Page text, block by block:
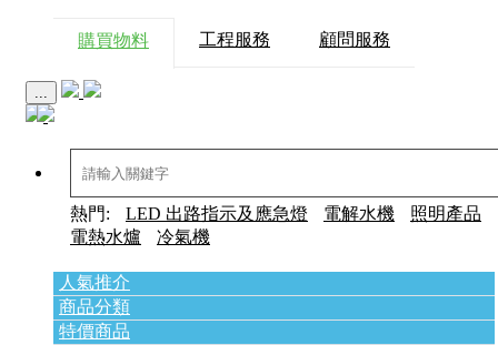
購買物料 工程服務 顧問服務
...
熱門: LED 出路指示及應急燈 電解水機
照明產品
電熱水爐
冷氣機
人氣推介
商品分類
特價商品